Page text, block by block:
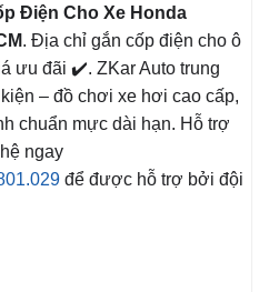
Điện Cho Xe Honda
. Địa chỉ gắn cốp điện cho ô
ưu đãi ✔️. ZKar Auto trung
– đồ chơi xe hơi cao cấp,
chuẩn mực dài hạn. Hỗ trợ
ngay
để được hỗ trợ bởi đội